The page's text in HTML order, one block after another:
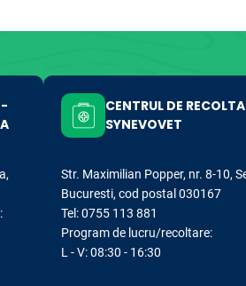
-
CENTRUL DE
SYNEVOVET
Str. Maximilian Popper, nr. 8-10,
Bucuresti, cod postal 030167
Tel: 0755 113 881
Program de lucru/recoltare:
L - V: 08:30 - 16:30